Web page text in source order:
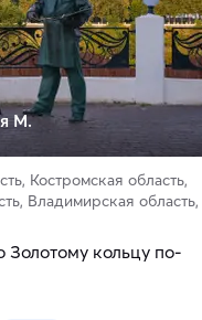
М.
Костромская область,
Владимирская область,
Золотому кольцу по-